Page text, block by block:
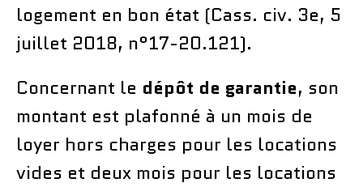
logement en bon état (Cass. civ. 3e, 5
juillet 2018, n°17-20.121).
Concernant le dépôt de garantie, son
montant est plafonné à un mois de
loyer hors charges pour les locations
vides et deux mois pour les locations